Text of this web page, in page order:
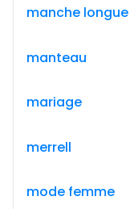
manche longue
manteau
mariage
merrell
mode femme